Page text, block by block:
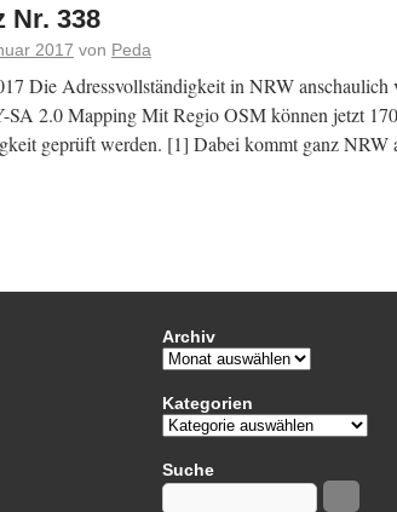
Nr. 338
2017 von Peda
Die Adressvollständigkeit in NRW
2.0 Mapping Mit Regio OSM können jetzt
geprüft werden. [1] Dabei kommt ganz
Archiv
Kategorien
Suche